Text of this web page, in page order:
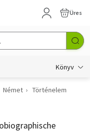
Üres
Könyv
Német
Történelem